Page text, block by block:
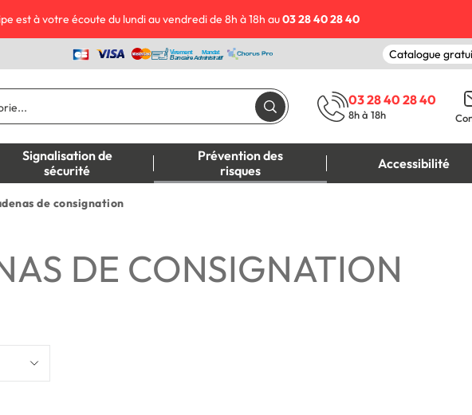
est à votre écoute du lundi au vendredi de 8h à 18h au03 28 40 28 40
Catalogue
03 28 40 28 40
8h à 18h
Signalisation de
sécurité
Prévention des
risques
Accessibilité
de consignation
DE CONSIGNATION